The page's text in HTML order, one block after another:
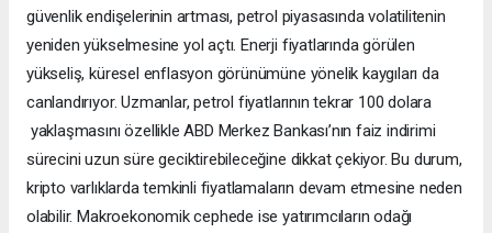
güvenlik endişelerinin artması, petrol piyasasında volatilitenin
yeniden yükselmesine yol açtı. Enerji fiyatlarında görülen
yükseliş, küresel enflasyon görünümüne yönelik kaygıları da
canlandırıyor. Uzmanlar, petrol fiyatlarının tekrar 100 dolara
yaklaşmasını özellikle ABD Merkez Bankası’nın faiz indirimi
sürecini uzun süre geciktirebileceğine dikkat çekiyor. Bu durum,
kripto varlıklarda temkinli fiyatlamaların devam etmesine neden
olabilir. Makroekonomik cephede ise yatırımcıların odağı